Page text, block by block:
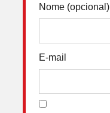
Nome (opcional)
E-mail